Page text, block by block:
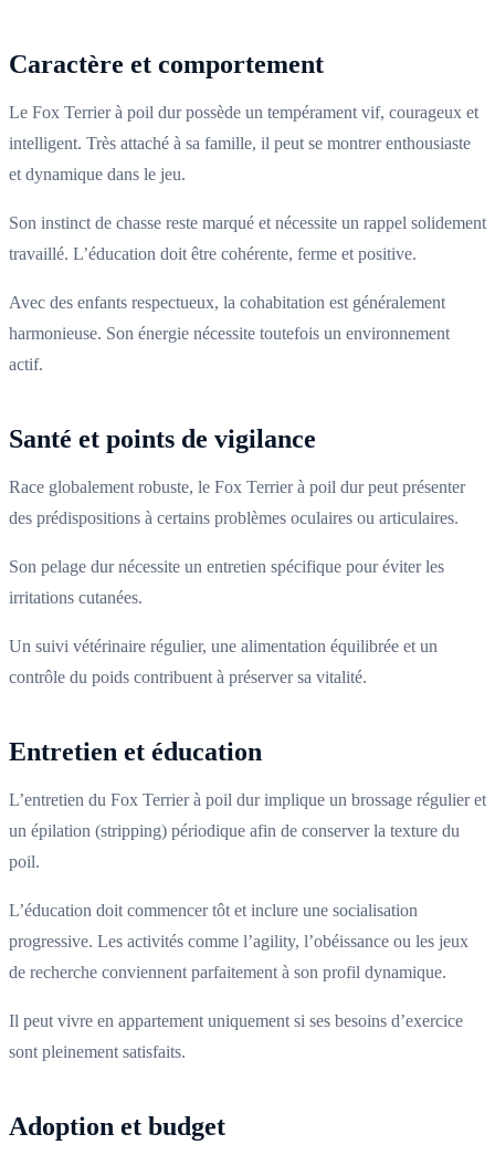
Caractère et comportement
Le Fox Terrier à poil dur possède un tempérament vif, courageux et
intelligent. Très attaché à sa famille, il peut se montrer enthousiaste
et dynamique dans le jeu.
Son instinct de chasse reste marqué et nécessite un rappel solidement
travaillé. L’éducation doit être cohérente, ferme et positive.
Avec des enfants respectueux, la cohabitation est généralement
harmonieuse. Son énergie nécessite toutefois un environnement
actif.
Santé et points de vigilance
Race globalement robuste, le Fox Terrier à poil dur peut présenter
des prédispositions à certains problèmes oculaires ou articulaires.
Son pelage dur nécessite un entretien spécifique pour éviter les
irritations cutanées.
Un suivi vétérinaire régulier, une alimentation équilibrée et un
contrôle du poids contribuent à préserver sa vitalité.
Entretien et éducation
L’entretien du Fox Terrier à poil dur implique un brossage régulier et
un épilation (stripping) périodique afin de conserver la texture du
poil.
L’éducation doit commencer tôt et inclure une socialisation
progressive. Les activités comme l’agility, l’obéissance ou les jeux
de recherche conviennent parfaitement à son profil dynamique.
Il peut vivre en appartement uniquement si ses besoins d’exercice
sont pleinement satisfaits.
Adoption et budget